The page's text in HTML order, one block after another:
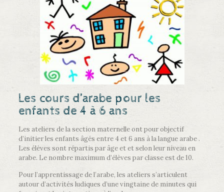
Les cours d’arabe pour les
enfants de 4 à 6 ans
Les ateliers de la section maternelle ont pour objectif
d’initier les enfants âgés entre 4 et 6 ans à la langue arabe .
Les élèves sont répartis par âge et et selon leur niveau en
arabe. Le nombre maximum d’élèves par classe est de 10.
Pour l’apprentissage de l’arabe, les ateliers s’articulent
autour d’activités ludiques d’une vingtaine de minutes qui